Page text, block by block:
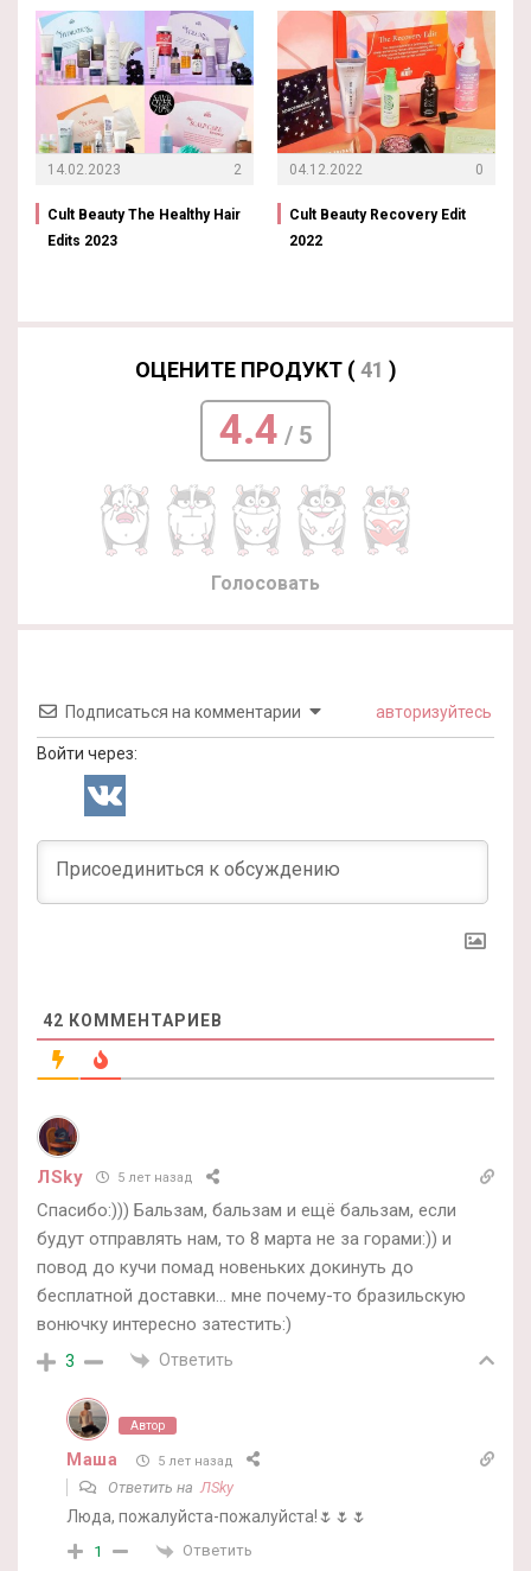
14.02.2023 2
Cult Beauty The Healthy Hair
Edits 2023
04.12.2022 0
Cult Beauty Recovery Edit
2022
ОЦЕНИТЕ ПРОДУКТ (41 )
4.4 / 5
Голосовать
Подписаться на комментарии авторизуйтесь
Войти через:
42 КОММЕНТАРИЕВ
ЛSky 5 лет назад
Спасибо:))) Бальзам, бальзам и ещё бальзам, если
будут отправлять нам, то 8 марта не за горами:)) и
повод до кучи помад новеньких докинуть до
бесплатной доставки… мне почему-то бразильскую
вонючку интересно затестить:)
3 Ответить
Автор
Маша 5 лет назад
Ответить наЛSky
Люда, пожалуйста-пожалуйста!🌷🌷🌷
1 Ответить